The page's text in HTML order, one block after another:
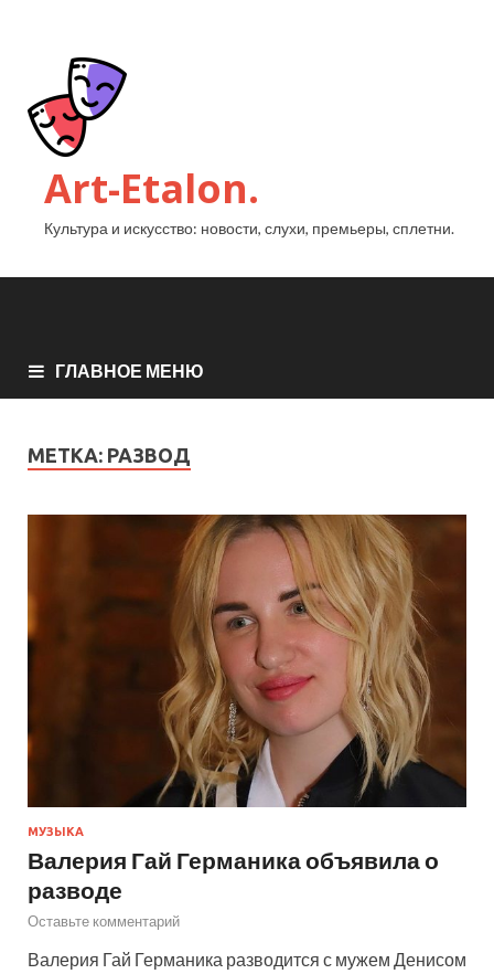
Art-Etalon.
Культура и искусство: новости, слухи, премьеры, сплетни.
ГЛАВНОЕ МЕНЮ
МЕТКА: РАЗВОД
МУЗЫКА
Валерия Гай Германика объявила о
разводе
Оставьте комментарий
Валерия Гай Германика разводится с мужем Денисом